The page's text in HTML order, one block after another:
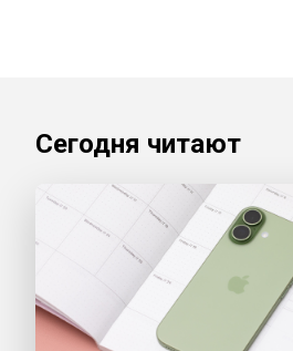
Сегодня читают